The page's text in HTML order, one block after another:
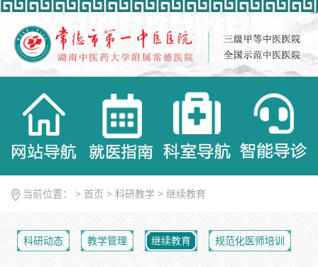
当前位置： > 首页 > 科研教学 > 继续教育
科研动态 教学管理 继续教育 规范化医师培训